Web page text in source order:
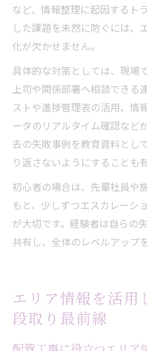
など、情報整理に起因するト
した課題を未然に防ぐには、
化が欠かせません。
具体的な対策としては、現場
上司や関係部署へ相談できる
ストや進捗管理表の活用、情
ータのリアルタイム確認など
去の失敗事例を教育資料とし
り返さないようにすることも
初心者の場合は、先輩社員や
もと、少しずつエスカレーシ
が大切です。経験者は自らの
共有し、全体のレベルアップ
エリア情報を活用
段取り最前線